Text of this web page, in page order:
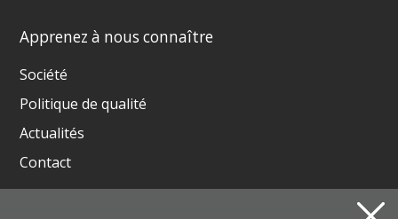
Apprenez à nous connaître
Société
Politique de qualité
Actualités
Contact